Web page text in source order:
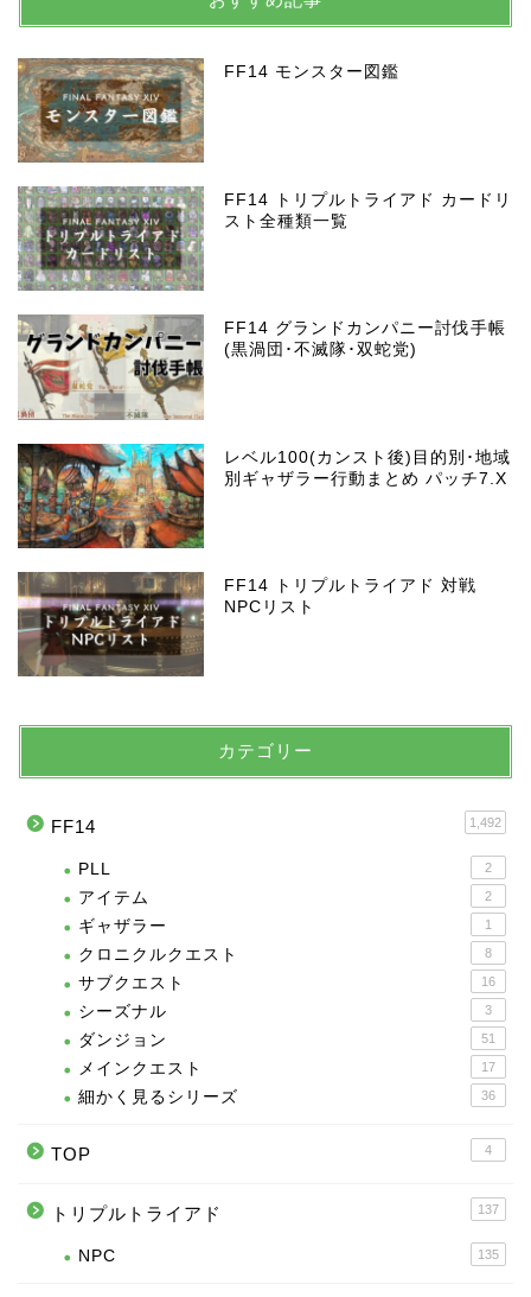
FF14 モンスター図鑑
FF14 トリプルトライアド カードリ
スト全種類一覧
FF14 グランドカンパニー討伐手帳
(黒渦団･不滅隊･双蛇党)
レベル100(カンスト後)目的別･地域
別ギャザラー行動まとめ パッチ7.X
FF14 トリプルトライアド 対戦
NPCリスト
カテゴリー
FF14 1,492
PLL 2
アイテム 2
ギャザラー 1
クロニクルクエスト 8
サブクエスト 16
シーズナル 3
ダンジョン 51
メインクエスト 17
細かく見るシリーズ 36
TOP 4
トリプルトライアド 137
NPC 135